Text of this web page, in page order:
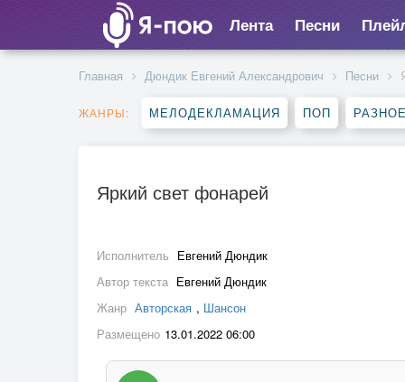
Лента Песни
Главная Дюндик Евгений Александрович Песни
ЖАНРЫ: МЕЛОДЕКЛАМАЦИЯ ПОП РАЗНОЕ
Яркий свет фонарей
Исполнитель Евгений Дюндик
Автор текста Евгений Дюндик
Жанр Авторская , Шансон
Размещено 13.01.2022 06:00